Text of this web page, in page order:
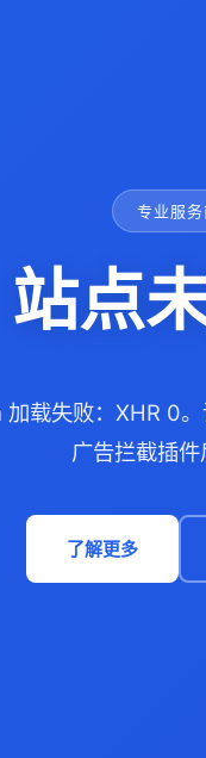
专业服务
站点
载失败：XHR 0
广告拦截插件
了解更多